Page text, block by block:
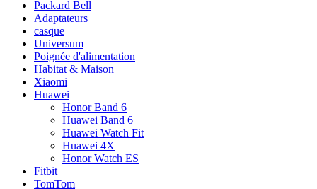
Packard Bell
Adaptateurs
casque
Universum
Poignée d'alimentation
Habitat & Maison
Xiaomi
Huawei
Honor Band 6
Huawei Band 6
Huawei Watch Fit
Huawei 4X
Honor Watch ES
Fitbit
TomTom